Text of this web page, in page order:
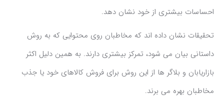
احساسات بیشتری از خود نشان دهد.
تحقیقات نشان داده اند که مخاطبان روی محتوایی که به روش
داستانی بیان می شود، تمرکز بیشتری دارند. به همین دلیل اکثر
بازاریابان و بلاگر ها از این روش برای فروش کالاهای خود یا جذب
مخاطبان بهره می برند.